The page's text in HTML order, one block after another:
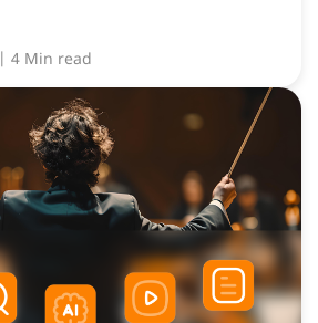
| 4 Min read